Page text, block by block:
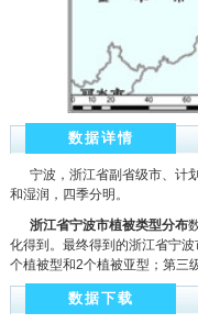
数据详情
宁波，浙江省副省级市、计
和湿润，四季分明。
浙江省宁波市植被类型分布
化得到。最终得到的浙江省宁
个植被型和2个植被亚型；第三
数据下载